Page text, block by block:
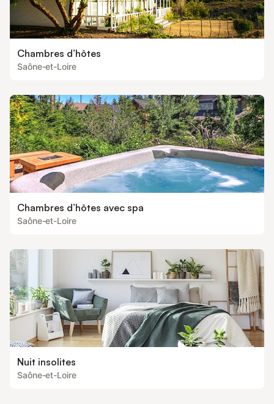
Chambres d’hôtes
Saône-et-Loire
Chambres d’hôtes avec spa
Saône-et-Loire
Nuit insolites
Saône-et-Loire